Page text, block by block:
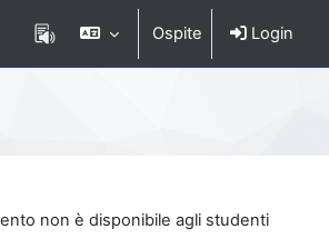
Ospite Login
non è disponibile agli studenti